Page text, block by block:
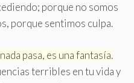
porque no somos
porque sentimos culpa.
pasa, es una fantasía.
terribles en tu vida y